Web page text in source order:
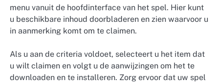
menu vanuit de hoofdinterface van het spel. Hier kunt
u beschikbare inhoud doorbladeren en zien waarvoor u
in aanmerking komt om te claimen.
Als u aan de criteria voldoet, selecteert u het item dat
u wilt claimen en volgt u de aanwijzingen om het te
downloaden en te installeren. Zorg ervoor dat uw spel